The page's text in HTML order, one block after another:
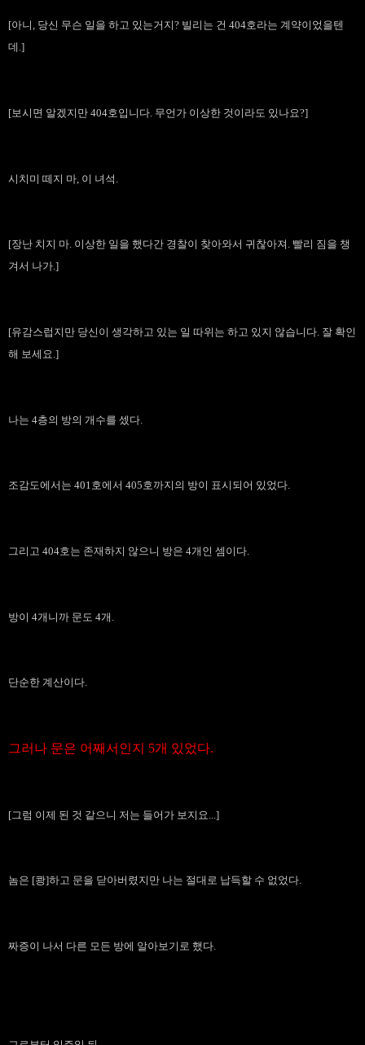
[아니, 당신 무슨 일을 하고 있는거지? 빌리는 건 404호라는 계약이었을텐
데.]
[보시면 알겠지만 404호입니다. 무언가 이상한 것이라도 있나요?]
시치미 떼지 마, 이 녀석.
[장난 치지 마. 이상한 일을 했다간 경찰이 찾아와서 귀찮아져. 빨리 짐을 챙
겨서 나가.]
[유감스럽지만 당신이 생각하고 있는 일 따위는 하고 있지 않습니다. 잘 확인
해 보세요.]
나는 4층의 방의 개수를 셌다.
조감도에서는 401호에서 405호까지의 방이 표시되어 있었다.
그리고 404호는 존재하지 않으니 방은 4개인 셈이다.
방이 4개니까 문도 4개.
단순한 계산이다.
그러나 문은 어째서인지 5개 있었다.
[그럼 이제 된 것 같으니 저는 들어가 보지요...]
놈은 [쾅]하고 문을 닫아버렸지만 나는 절대로 납득할 수 없었다.
짜증이 나서 다른 모든 방에 알아보기로 했다.